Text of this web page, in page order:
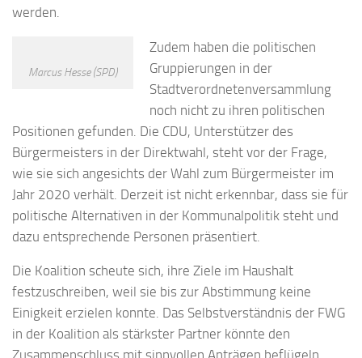
werden.
Marcus Hesse (SPD)
Zudem haben die politischen
Gruppierungen in der
Stadtverordnetenversammlung
noch nicht zu ihren politischen
Positionen gefunden. Die CDU, Unterstützer des
Bürgermeisters in der Direktwahl, steht vor der Frage,
wie sie sich angesichts der Wahl zum Bürgermeister im
Jahr 2020 verhält. Derzeit ist nicht erkennbar, dass sie für
politische Alternativen in der Kommunalpolitik steht und
dazu entsprechende Personen präsentiert.
Die Koalition scheute sich, ihre Ziele im Haushalt
festzuschreiben, weil sie bis zur Abstimmung keine
Einigkeit erzielen konnte. Das Selbstverständnis der FWG
in der Koalition als stärkster Partner könnte den